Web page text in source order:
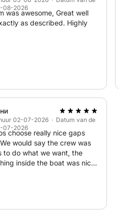
actie zoeken, kunnen we
(afhankelijk van
08-2026
was awesome, Great well
as described. Highly
02-07-2026 · Datum van de
07-2026
choose really nice gaps
would say the crew was
to do what we want, the
inside the boat was nice!
these boat!